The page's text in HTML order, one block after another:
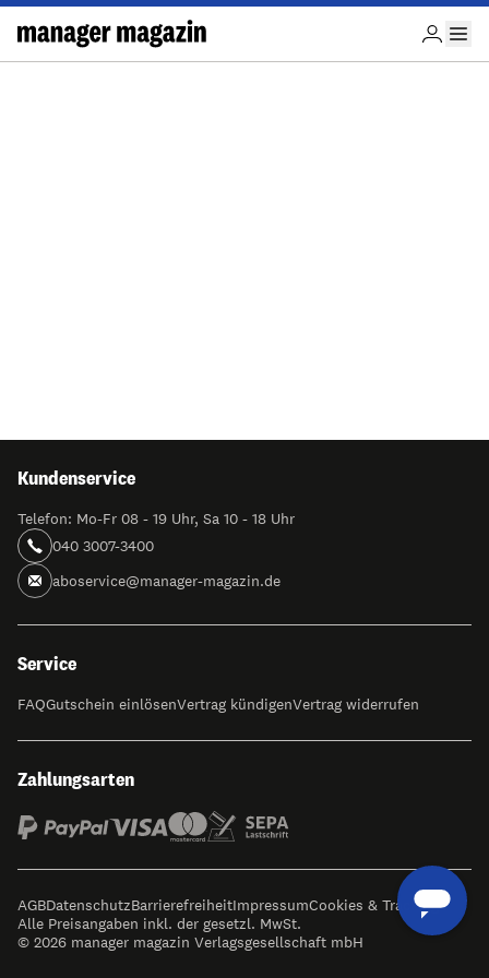
Kundenservice
Telefon: Mo-Fr 08 - 19 Uhr, Sa 10 - 18 Uhr
040 3007-3400
aboservice@manager-magazin.de
Service
FAQGutschein einlösenVertrag kündigenVertrag widerrufen
Zahlungsarten
AGBDatenschutzBarrierefreiheitImpressumCookies & Tracking
Alle Preisangaben inkl. der gesetzl. MwSt.
© 2026 manager magazin Verlagsgesellschaft mbH